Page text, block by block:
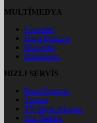
MULTİMEDYA
Gazeteler
Hava Durumu
Manşetler
Haberlerim
HIZLI SERVİS
Puan Durumu
Sinema
TV Yayın Akışları
Son Dakika